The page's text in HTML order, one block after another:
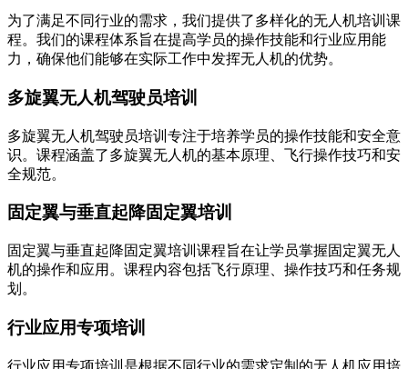
为了满足不同行业的需求，我们提供了多样化的无人机培训课
程。我们的课程体系旨在提高学员的操作技能和行业应用能
力，确保他们能够在实际工作中发挥无人机的优势。
多旋翼无人机驾驶员培训
多旋翼无人机驾驶员培训专注于培养学员的操作技能和安全意
识。课程涵盖了多旋翼无人机的基本原理、飞行操作技巧和安
全规范。
固定翼与垂直起降固定翼培训
固定翼与垂直起降固定翼培训课程旨在让学员掌握固定翼无人
机的操作和应用。课程内容包括飞行原理、操作技巧和任务规
划。
行业应用专项培训
行业应用专项培训是根据不同行业的需求定制的无人机应用培